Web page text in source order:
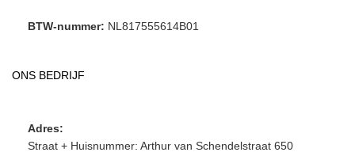
BTW-nummer: NL817555614B01
ONS BEDRIJF
Adres:
Straat + Huisnummer: Arthur van Schendelstraat 650